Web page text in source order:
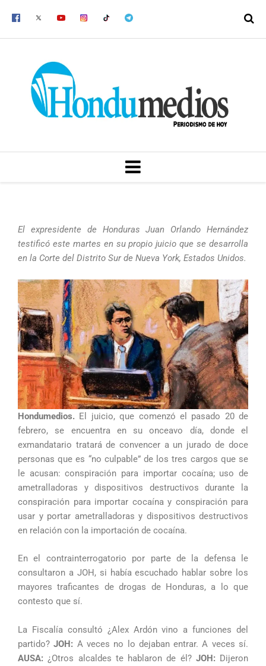
MENU
El expresidente de Honduras Juan Orlando Hernández
testificó este martes en su propio juicio que se desarrolla
en la Corte del Distrito Sur de Nueva York, Estados Unidos.
Hondumedios. El juicio, que comenzó el pasado 20 de
febrero, se encuentra en su onceavo día, donde el
exmandatario tratará de convencer a un jurado de doce
personas que es “no culpable” de los tres cargos que se
le acusan: conspiración para importar cocaína; uso de
ametralladoras y dispositivos destructivos durante la
conspiración para importar cocaína y conspiración para
usar y portar ametralladoras y dispositivos destructivos
en relación con la importación de cocaína.
En el contrainterrogatorio por parte de la defensa le
consultaron a JOH, si había escuchado hablar sobre los
mayores traficantes de drogas de Honduras, a lo que
contesto que sí.
La Fiscalía consultó ¿Alex Ardón vino a funciones del
partido?JOH: A veces no lo dejaban entrar. A veces sí.
AUSA:¿Otros alcaldes te hablaron de él? JOH: Dijeron